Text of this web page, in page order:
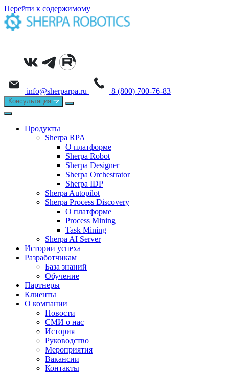
Перейти к содержимому
info@sherparpa.ru 8 (800) 700-76-83
Консультация
Продукты
Sherpa RPA
О платформе
Sherpa Robot
Sherpa Designer
Sherpa Orchestrator
Sherpa IDP
Sherpa Autopilot
Sherpa Process Discovery
О платформе
Process Mining
Task Mining
Sherpa AI Server
Истории успеха
Разработчикам
База знаний
Обучение
Партнеры
Клиенты
О компании
Новости
СМИ о нас
История
Руководство
Мероприятия
Вакансии
Контакты